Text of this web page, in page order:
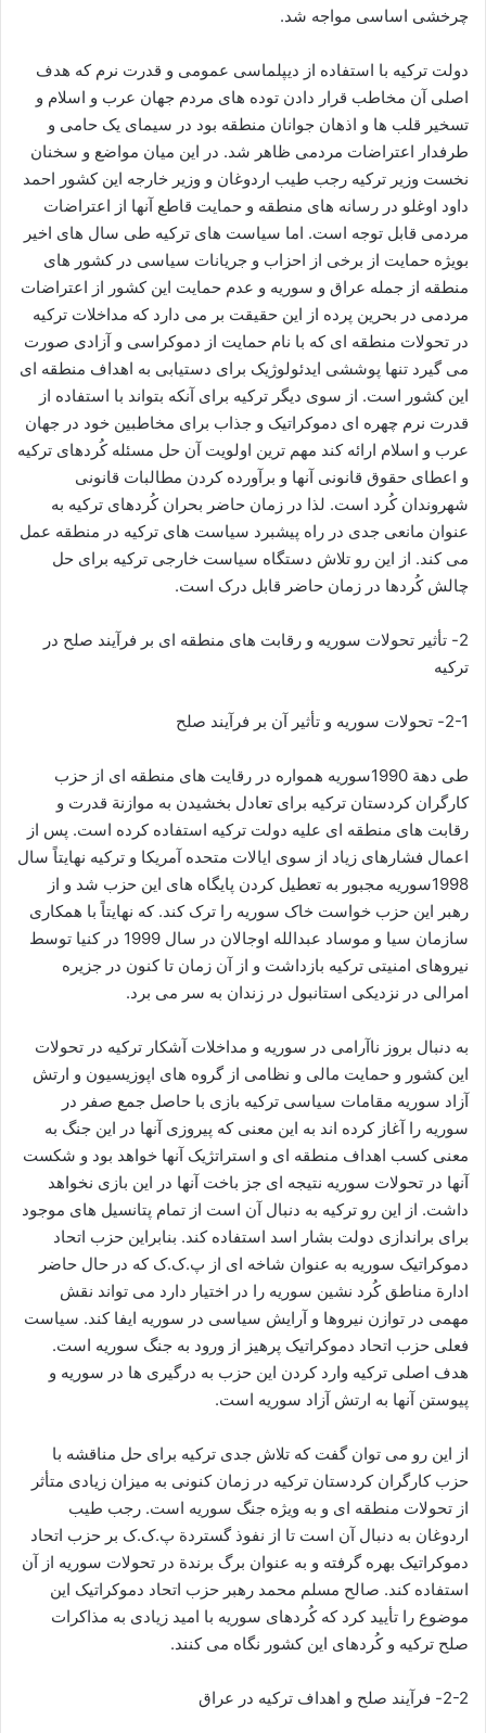
چرخشی اساسی مواجه شد.
دولت ترکیه با استفاده از دیپلماسی عمومی و قدرت نرم که هدف
اصلی آن مخاطب قرار دادن توده های مردم جهان عرب و اسلام و
تسخیر قلب ها و اذهان جوانان منطقه بود در سیمای یک حامی و
طرفدار اعتراضات مردمی ظاهر شد. در این میان مواضع و سخنان
نخست وزیر ترکیه رجب طیب اردوغان و وزیر خارجه این کشور احمد
داود اوغلو در رسانه های منطقه و حمایت قاطع آنها از اعتراضات
مردمی قابل توجه است. اما سیاست های ترکیه طی سال های اخیر
بویژه حمایت از برخی از احزاب و جریانات سیاسی در کشور های
منطقه از جمله عراق و سوریه و عدم حمایت این کشور از اعتراضات
مردمی در بحرین پرده از این حقیقت بر می دارد که مداخلات ترکیه
در تحولات منطقه ای که با نام حمایت از دموکراسی و آزادی صورت
می گیرد تنها پوششی ایدئولوژیک برای دستیابی به اهداف منطقه ای
این کشور است. از سوی دیگر ترکیه برای آنکه بتواند با استفاده از
قدرت نرم چهره ای دموکراتیک و جذاب برای مخاطبین خود در جهان
عرب و اسلام ارائه کند مهم ترین اولویت آن حل مسئله کُردهای ترکیه
و اعطای حقوق قانونی آنها و برآورده کردن مطالبات قانونی
شهروندان کُرد است. لذا در زمان حاضر بحران کُردهای ترکیه به
عنوان مانعی جدی در راه پیشبرد سیاست های ترکیه در منطقه عمل
می کند. از این رو تلاش دستگاه سیاست خارجی ترکیه برای حل
چالش کُردها در زمان حاضر قابل درک است.
2- تأثیر تحولات سوریه و رقابت های منطقه ای بر فرآیند صلح در
ترکیه
2-1- تحولات سوریه و تأثیر آن بر فرآیند صلح
طی دهة 1990سوریه همواره در رقایت های منطقه ای از حزب
کارگران کردستان ترکیه برای تعادل بخشیدن به موازنة قدرت و
رقابت های منطقه ای علیه دولت ترکیه استفاده کرده است. پس از
اعمال فشارهای زیاد از سوی ایالات متحده آمریکا و ترکیه نهایتاً سال
1998سوریه مجبور به تعطیل کردن پایگاه های این حزب شد و از
رهبر این حزب خواست خاک سوریه را ترک کند. که نهایتاً با همکاری
سازمان سیا و موساد عبدالله اوجالان در سال 1999 در کنیا توسط
نیروهای امنیتی ترکیه بازداشت و از آن زمان تا کنون در جزیره
امرالی در نزدیکی استانبول در زندان به سر می برد.
به دنبال بروز ناآرامی در سوریه و مداخلات آشکار ترکیه در تحولات
این کشور و حمایت مالی و نظامی از گروه های اپوزیسیون و ارتش
آزاد سوریه مقامات سیاسی ترکیه بازی با حاصل جمع صفر در
سوریه را آغاز کرده اند به این معنی که پیروزی آنها در این جنگ به
معنی کسب اهداف منطقه ای و استراتژیک آنها خواهد بود و شکست
آنها در تحولات سوریه نتیجه ای جز باخت آنها در این بازی نخواهد
داشت. از این رو ترکیه به دنبال آن است از تمام پتانسیل های موجود
برای براندازی دولت بشار اسد استفاده کند. بنابراین حزب اتحاد
دموکراتیک سوریه به عنوان شاخه ای از پ.ک.ک که در حال حاضر
ادارة مناطق کُرد نشین سوریه را در اختیار دارد می تواند نقش
مهمی در توازن نیروها و آرایش سیاسی در سوریه ایفا کند. سیاست
فعلی حزب اتحاد دموکراتیک پرهیز از ورود به جنگ سوریه است.
هدف اصلی ترکیه وارد کردن این حزب به درگیری ها در سوریه و
پیوستن آنها به ارتش آزاد سوریه است.
از این رو می توان گفت که تلاش جدی ترکیه برای حل مناقشه با
حزب کارگران کردستان ترکیه در زمان کنونی به میزان زیادی متأثر
از تحولات منطقه ای و به ویژه جنگ سوریه است. رجب طیب
اردوغان به دنبال آن است تا از نفوذ گستردة پ.ک.ک بر حزب اتحاد
دموکراتیک بهره گرفته و به عنوان برگ برندة در تحولات سوریه از آن
استفاده کند. صالح مسلم محمد رهبر حزب اتحاد دموکراتیک این
موضوع را تأیید کرد که کُردهای سوریه با امید زیادی به مذاکرات
صلح ترکیه و کُردهای این کشور نگاه می کنند.
2-2- فرآیند صلح و اهداف ترکیه در عراق